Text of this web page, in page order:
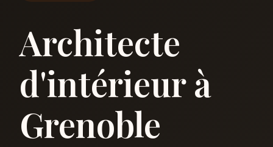
Architecte
d'intérieur à
Grenoble